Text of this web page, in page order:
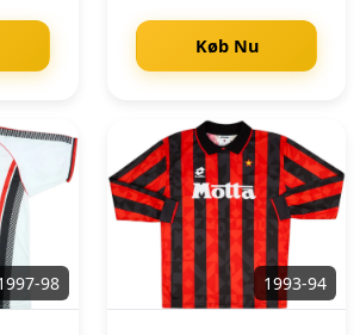
Køb Nu
98 1993-94